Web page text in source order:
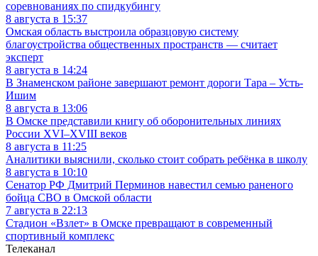
соревнованиях по спидкубингу
8 августа в 15:37
Омская область выстроила образцовую систему
благоустройства общественных пространств — считает
эксперт
8 августа в 14:24
В Знаменском районе завершают ремонт дороги Тара – Усть-
Ишим
8 августа в 13:06
В Омске представили книгу об оборонительных линиях
России XVI–XVIII веков
8 августа в 11:25
Аналитики выяснили, сколько стоит собрать ребёнка в школу
8 августа в 10:10
Сенатор РФ Дмитрий Перминов навестил семью раненого
бойца СВО в Омской области
7 августа в 22:13
Стадион «Взлет» в Омске превращают в современный
спортивный комплекс
Телеканал